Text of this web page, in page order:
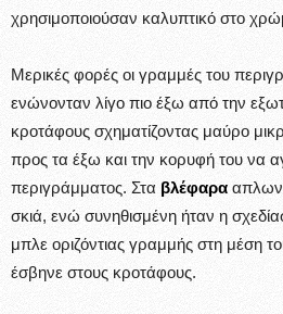
χρησιμοποιούσαν καλυπτικό στο
Μερικές φορές οι γραμμές του
ενώνονταν λίγο πιο έξω από την
κροτάφους σχηματίζοντας μαύρο
προς τα έξω και την κορυφή του να
περιγράμματος. Στα βλέφαρα
σκιά, ενώ συνηθισμένη ήταν η
μπλε οριζόντιας γραμμής στη μέση
έσβηνε στους κροτάφους.